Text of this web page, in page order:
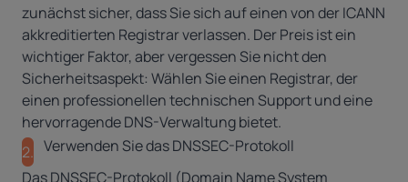
zunächst sicher, dass Sie sich auf einen von der ICANN
akkreditierten Registrar verlassen. Der Preis ist ein
wichtiger Faktor, aber vergessen Sie nicht den
Sicherheitsaspekt: Wählen Sie einen Registrar, der
einen professionellen technischen Support und eine
hervorragende DNS-Verwaltung bietet.
2. Verwenden Sie das DNSSEC-Protokoll
Das DNSSEC-Protokoll (Domain Name System